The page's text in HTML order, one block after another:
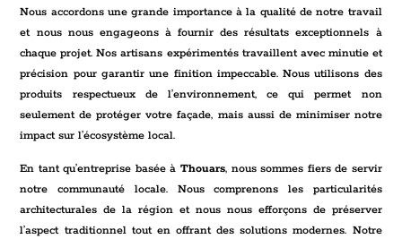
Nous accordons une grande importance à la qualité de notre travail
et nous nous engageons à fournir des résultats exceptionnels à
chaque projet. Nos artisans expérimentés travaillent avec minutie et
précision pour garantir une finition impeccable. Nous utilisons des
produits respectueux de l’environnement, ce qui permet non
seulement de protéger votre façade, mais aussi de minimiser notre
impact sur l’écosystème local.
En tant qu’entreprise basée à Thouars, nous sommes fiers de servir
notre communauté locale. Nous comprenons les particularités
architecturales de la région et nous nous efforçons de préserver
l’aspect traditionnel tout en offrant des solutions modernes. Notre